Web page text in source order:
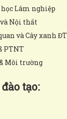
Lâm nghiệp
Nội thất
và Cây xanh ĐT
PTNT
Môi trường
tạo: